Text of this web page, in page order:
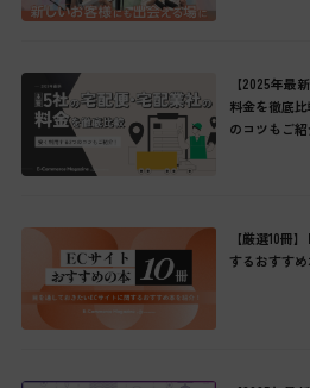
【2025年最
料金を徹底
のコツもご紹
【厳選10冊
するおすすめ